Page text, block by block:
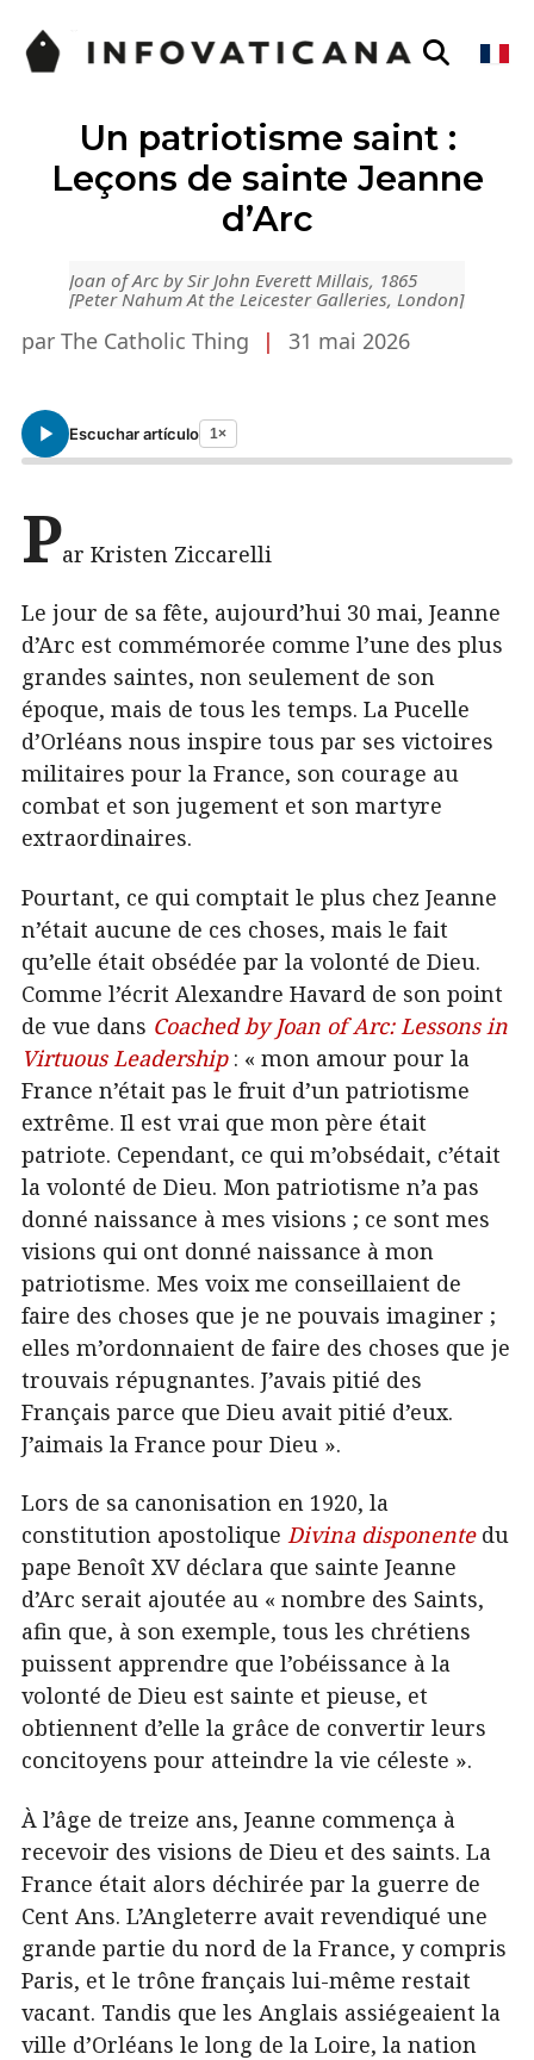
Un patriotisme saint :
Leçons de sainte Jeanne
d’Arc
Joan of Arc by Sir John Everett Millais, 1865
[Peter Nahum At the Leicester Galleries, London]
par The Catholic Thing | 31 mai 2026
Escuchar artículo 1×
Par Kristen Ziccarelli
Le jour de sa fête, aujourd’hui 30 mai, Jeanne
d’Arc est commémorée comme l’une des plus
grandes saintes, non seulement de son
époque, mais de tous les temps. La Pucelle
d’Orléans nous inspire tous par ses victoires
militaires pour la France, son courage au
combat et son jugement et son martyre
extraordinaires.
Pourtant, ce qui comptait le plus chez Jeanne
n’était aucune de ces choses, mais le fait
qu’elle était obsédée par la volonté de Dieu.
Comme l’écrit Alexandre Havard de son point
de vue dans Coached by Joan of Arc: Lessons in
Virtuous Leadership: « mon amour pour la
France n’était pas le fruit d’un patriotisme
extrême. Il est vrai que mon père était
patriote. Cependant, ce qui m’obsédait, c’était
la volonté de Dieu. Mon patriotisme n’a pas
donné naissance à mes visions ; ce sont mes
visions qui ont donné naissance à mon
patriotisme. Mes voix me conseillaient de
faire des choses que je ne pouvais imaginer ;
elles m’ordonnaient de faire des choses que je
trouvais répugnantes. J’avais pitié des
Français parce que Dieu avait pitié d’eux.
J’aimais la France pour Dieu ».
Lors de sa canonisation en 1920, la
constitution apostolique Divina disponentedu
pape Benoît XV déclara que sainte Jeanne
d’Arc serait ajoutée au « nombre des Saints,
afin que, à son exemple, tous les chrétiens
puissent apprendre que l’obéissance à la
volonté de Dieu est sainte et pieuse, et
obtiennent d’elle la grâce de convertir leurs
concitoyens pour atteindre la vie céleste ».
À l’âge de treize ans, Jeanne commença à
recevoir des visions de Dieu et des saints. La
France était alors déchirée par la guerre de
Cent Ans. L’Angleterre avait revendiqué une
grande partie du nord de la France, y compris
Paris, et le trône français lui-même restait
vacant. Tandis que les Anglais assiégeaient la
ville d’Orléans le long de la Loire, la nation